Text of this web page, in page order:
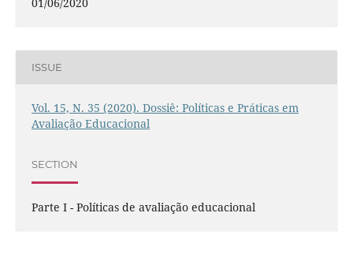
ISSUE
Vol. 15, N. 35 (2020). Dossiê: Políticas e Práticas em
Avaliação Educacional
SECTION
Parte I - Políticas de avaliação educacional